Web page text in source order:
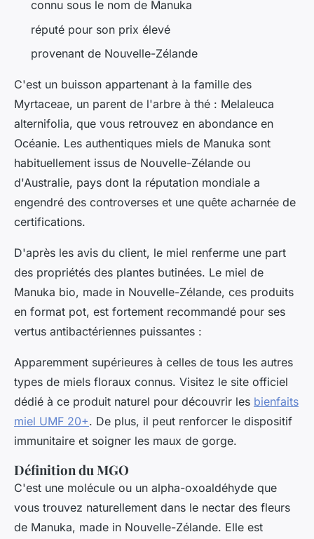
connu sous le nom de Manuka
réputé pour son prix élevé
provenant de Nouvelle-Zélande
C'est un buisson appartenant à la famille des
Myrtaceae, un parent de l'arbre à thé : Melaleuca
alternifolia, que vous retrouvez en abondance en
Océanie. Les authentiques miels de Manuka sont
habituellement issus de Nouvelle-Zélande ou
d'Australie, pays dont la réputation mondiale a
engendré des controverses et une quête acharnée de
certifications.
D'après les avis du client, le miel renferme une part
des propriétés des plantes butinées. Le miel de
Manuka bio, made in Nouvelle-Zélande, ces produits
en format pot, est fortement recommandé pour ses
vertus antibactériennes puissantes :
Apparemment supérieures à celles de tous les autres
types de miels floraux connus. Visitez le site officiel
dédié à ce produit naturel pour découvrir les bienfaits
miel UMF 20+. De plus, il peut renforcer le dispositif
immunitaire et soigner les maux de gorge.
Définition du MGO
C'est une molécule ou un alpha-oxoaldéhyde que
vous trouvez naturellement dans le nectar des fleurs
de Manuka, made in Nouvelle-Zélande. Elle est